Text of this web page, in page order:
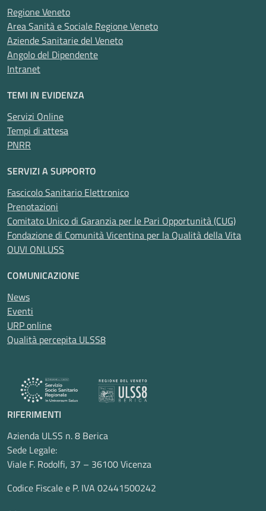
Regione Veneto
Area Sanità e Sociale Regione Veneto
Aziende Sanitarie del Veneto
Angolo del Dipendente
Intranet
TEMI IN EVIDENZA
Servizi Online
Tempi di attesa
PNRR
SERVIZI A SUPPORTO
Fascicolo Sanitario Elettronico
Prenotazioni
Comitato Unico di Garanzia per le Pari Opportunità (CUG)
Fondazione di Comunità Vicentina per la Qualità della Vita
OUVI ONLUSS
COMUNICAZIONE
News
Eventi
URP online
Qualità percepita ULSS8
RIFERIMENTI
Azienda ULSS n. 8 Berica
Sede Legale:
Viale F. Rodolfi, 37 – 36100 Vicenza
Codice Fiscale e P. IVA 02441500242